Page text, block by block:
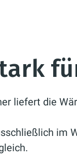
liefert die
im